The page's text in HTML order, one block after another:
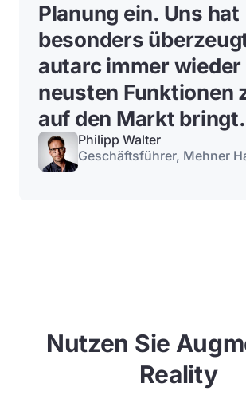
Planung ein. Uns hat
besonders
autarc immer wieder
neusten Funktionen
auf den Markt
Philipp Walter
Geschäftsführer, Mehner
Nutzen Sie
Reality